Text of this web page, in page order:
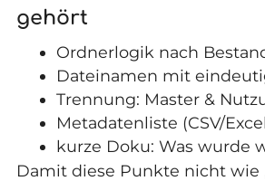
gehört
Ordnerlogik nach
Dateinamen mit
Trennung: Master &
Metadatenliste (CSV/
kurze Doku: Was wurde
Damit diese Punkte nicht wie